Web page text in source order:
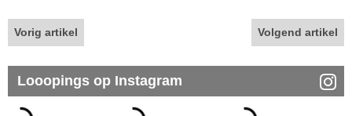
Vorig artikel Volgend artikel
Looopings op Instagram